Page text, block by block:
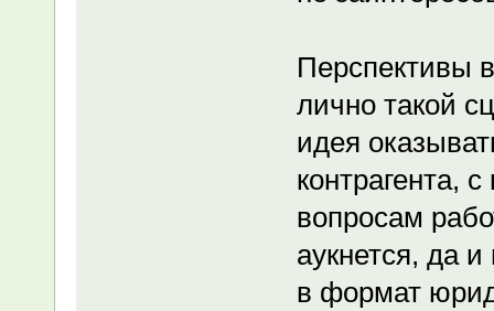
Перспективы
лично такой
идея
контрагента,
вопросам
аукнется, да
в формат